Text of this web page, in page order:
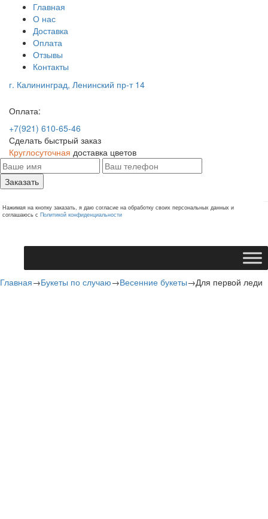
Главная
О нас
Доставка
Оплата
Отзывы
Контакты
г. Калининград, Ленинский пр-т 14
Оплата:
+7(921) 610-65-46
Сделать быстрый заказ
Круглосуточная доставка цветов
Заказать
Нажимая на кнопку заказать, я даю согласие на обработку своих персональных данных и
соглашаюсь с Политикой конфиденциальности
Главная→Букеты по случаю→Весенние букеты→Для первой леди